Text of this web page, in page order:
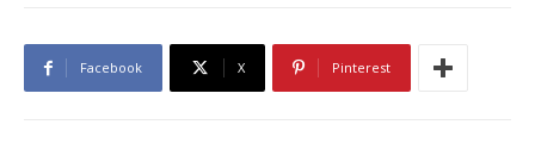
Facebook X Pinterest